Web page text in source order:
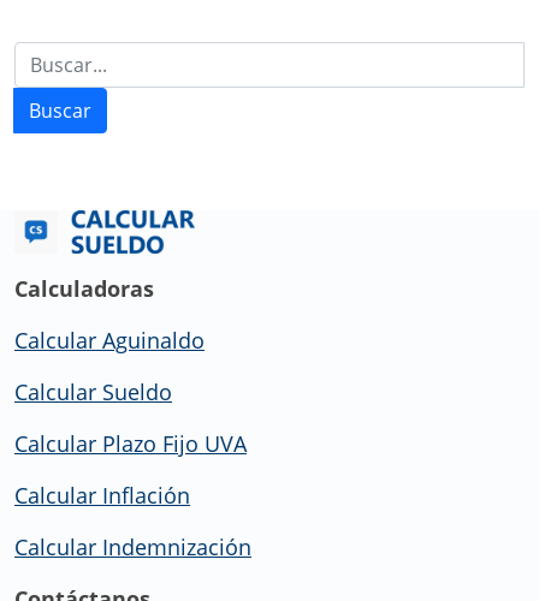
Buscar
Calculadoras
Calcular Aguinaldo
Calcular Sueldo
Calcular Plazo Fijo UVA
Calcular Inflación
Calcular Indemnización